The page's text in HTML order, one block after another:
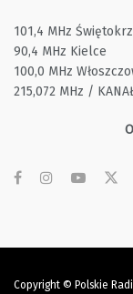
101,4 MHz
90,4 MHz Kielce
100,0 MHz
215,072 MHz /
Copyright © Polskie